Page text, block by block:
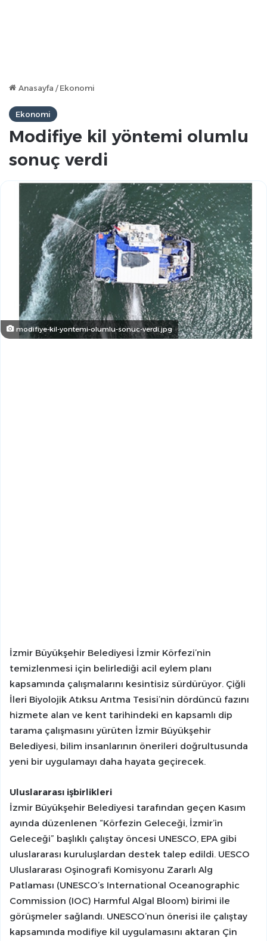
Anasayfa / Ekonomi
Ekonomi
Modifiye kil yöntemi olumlu
sonuç verdi
modifiye-kil-yontemi-olumlu-sonuc-verdi.jpg
İzmir Büyükşehir Belediyesi İzmir Körfezi’nin
temizlenmesi için belirlediği acil eylem planı
kapsamında çalışmalarını kesintisiz sürdürüyor. Çiğli
İleri Biyolojik Atıksu Arıtma Tesisi’nin dördüncü fazını
hizmete alan ve kent tarihindeki en kapsamlı dip
tarama çalışmasını yürüten İzmir Büyükşehir
Belediyesi, bilim insanlarının önerileri doğrultusunda
yeni bir uygulamayı daha hayata geçirecek.
Uluslararası işbirlikleri
İzmir Büyükşehir Belediyesi tarafından geçen Kasım
ayında düzenlenen “Körfezin Geleceği, İzmir’in
Geleceği” başlıklı çalıştay öncesi UNESCO, EPA gibi
uluslararası kuruluşlardan destek talep edildi. UESCO
Uluslararası Oşinografi Komisyonu Zararlı Alg
Patlaması (UNESCO’s International Oceanographic
Commission (IOC) Harmful Algal Bloom) birimi ile
görüşmeler sağlandı. UNESCO’nun önerisi ile çalıştay
kapsamında modifiye kil uygulamasını aktaran Çin